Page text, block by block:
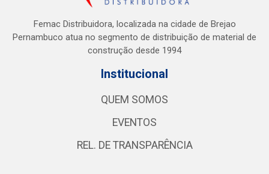
Femac Distribuidora, localizada na cidade de Brejao
Pernambuco atua no segmento de distribuição de material de
construção desde 1994
Institucional
QUEM SOMOS
EVENTOS
REL. DE TRANSPARÊNCIA